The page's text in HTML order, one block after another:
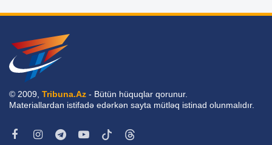
© 2009, Tribuna.Az - Bütün hüquqlar qorunur.
Materiallardan istifadə edərkən sayta mütləq istinad olunmalıdır.